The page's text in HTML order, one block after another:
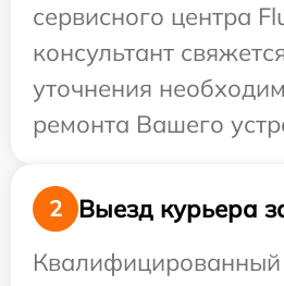
сервисного центра
консультант
уточнения
ремонта Вашего
2
Выезд курьера